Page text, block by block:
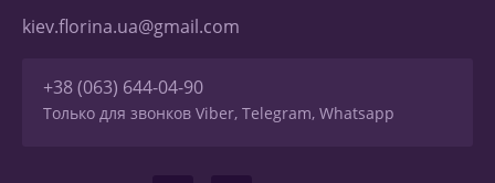
kiev.florina.ua@gmail.com
+38 (063) 644-04-90
Только для звонков Viber, Telegram, Whatsapp